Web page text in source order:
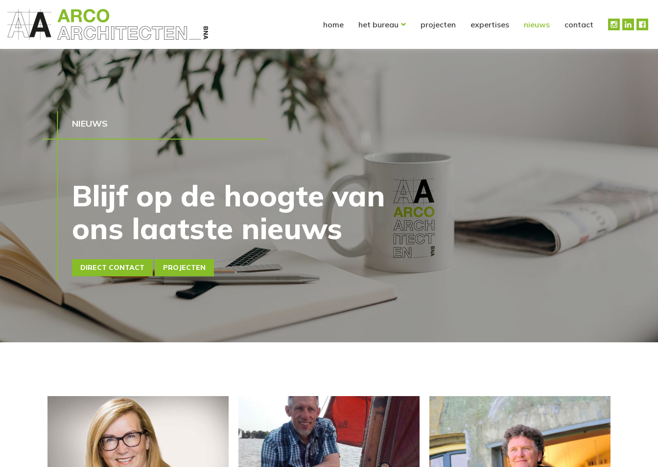
home het bureau projecten expertises nieuws contact
NIEUWS
Blijf op de hoogte van
ons laatste nieuws
DIRECT CONTACT PROJECTEN